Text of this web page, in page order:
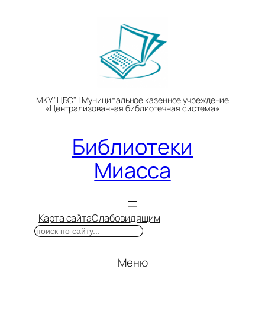
МКУ "ЦБС" | Муниципальное казенное учреждение
«Централизованная библиотечная система»
Библиотеки
Миасса
Карта сайтаСлабовидящим
Поиск
Меню